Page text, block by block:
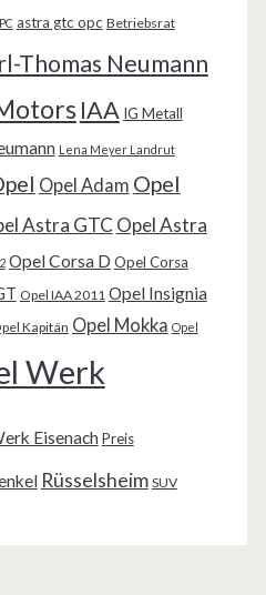
astra gtc opc Betriebsrat
Thomas Neumann
IAA IG Metall
Lena Meyer Landrut
Opel Adam Opel
Astra GTC Opel Astra
Opel Corsa D Opel Corsa
Opel IAA 2011 Opel Insignia
Kapitän Opel Mokka Opel
Werk
Eisenach Preis
Rüsselsheim SUV